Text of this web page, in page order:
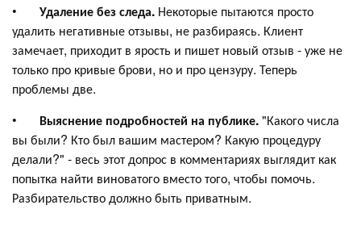
• Удаление без следа. Некоторые пытаются просто
удалить негативные отзывы, не разбираясь. Клиент
замечает, приходит в ярость и пишет новый отзыв - уже не
только про кривые брови, но и про цензуру. Теперь
проблемы две.
• Выяснение подробностей на публике."Какого числа
вы были? Кто был вашим мастером? Какую процедуру
делали?" - весь этот допрос в комментариях выглядит как
попытка найти виноватого вместо того, чтобы помочь.
Разбирательство должно быть приватным.